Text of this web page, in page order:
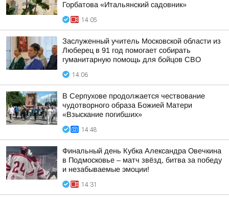
Горбатова «Итальянский садовник»
14:05
Заслуженный учитель Московской области из
Люберец в 91 год помогает собирать
гуманитарную помощь для бойцов СВО
14:06
В Серпухове продолжается чествование
чудотворного образа Божией Матери
«Взыскание погибших»
14:48
Финальный день Кубка Александра Овечкина
в Подмосковье – матч звёзд, битва за победу
и незабываемые эмоции!
14:31